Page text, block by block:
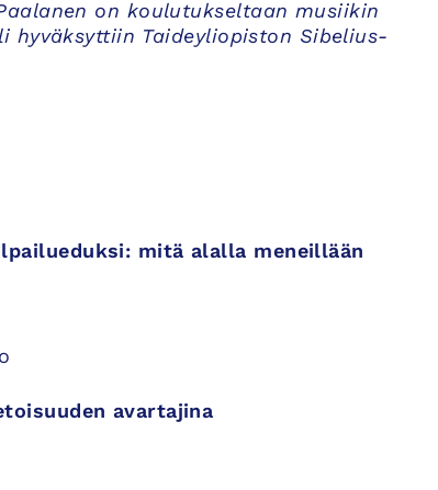
on koulutukseltaan musiikin
Taideyliopiston Sibelius-
mitä alalla meneillään
avartajina